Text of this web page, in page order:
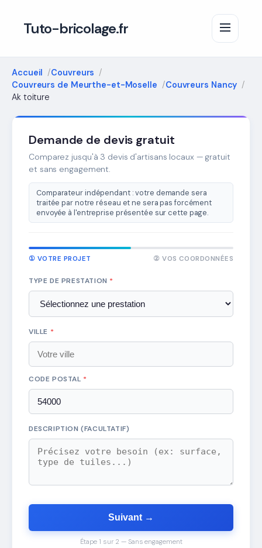
Tuto-bricolage.fr
Accueil
Couvreurs
Couvreurs de Meurthe-et-Moselle
Couvreurs Nancy
Ak toiture
Demande de devis gratuit
Comparez jusqu'à 3 devis d'artisans locaux — gratuit
et sans engagement.
Comparateur indépendant : votre demande sera
traitée par notre réseau et ne sera pas forcément
envoyée à l'entreprise présentée sur cette page.
① VOTRE PROJET ② VOS COORDONNÉES
TYPE DE PRESTATION *
VILLE *
CODE POSTAL *
DESCRIPTION (FACULTATIF)
Suivant →
Étape 1 sur 2 — Sans engagement